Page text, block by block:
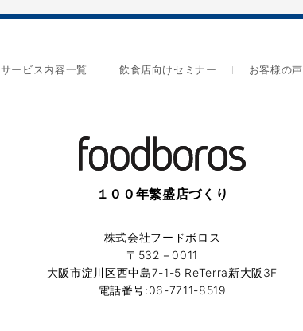
サービス内容一覧 飲食店向けセミナー お客様の声
１００年繁盛店づくり
株式会社フードボロス
〒532－0011
大阪市淀川区西中島7-1-5 ReTerra新大阪3F
電話番号:06-7711-8519